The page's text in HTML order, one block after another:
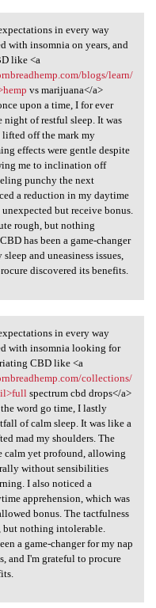
expectations
in every way
with insomnia on years, and
like <a
blogs/learn/
vs marijuana</a>
upon a time, I for ever
night of restful sleep. It was
lifted off the mark my
effects were gentle despite
me to inclination off
punchy the next
a reduction in my daytime
but receive bonus.
rough, but nothing
has been a game-changer
and uneasiness issues,
discovered its benefits.
expectations
in every way
with insomnia looking for
CBD like <a
collections/
spectrum cbd drops</a>
word go time, I lastly
of calm sleep. It was like a
mad my shoulders. The
calm yet profound, allowing
without sensibilities
I also noticed a
apprehension, which was
bonus. The tactfulness
but nothing intolerable.
a game-changer for my nap
and I'm grateful to procure